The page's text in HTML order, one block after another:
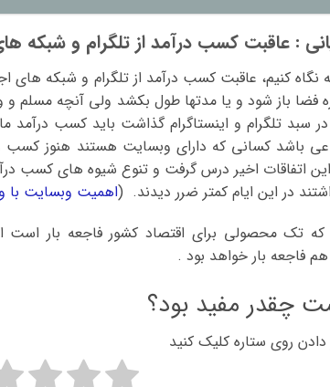
: عاقبت کسب درآمد از تلگرام و شبکه
نگاه کنیم، عاقبت کسب درآمد از تلگرام و شبکه
فضا باز شود و یا مدتها طول بکشد ولی آنچه
در سبد تلگرام و اینستاگرام گذاشت باید کسب
باشد کسانی که دارای وبسایت هستند هنوز کسب
این اتفاقات اخیر درس گرفت و تنوع شیوه های کسب
در این ایام کمتر ضرر دیدند. (اهمیت وبسایت با
تک محصولی برای اقتصاد کشور فاجعه بار
هم فاجعه بار خواهد بود .
چقدر مفید بود؟
دادن روی ستاره کلیک کنید